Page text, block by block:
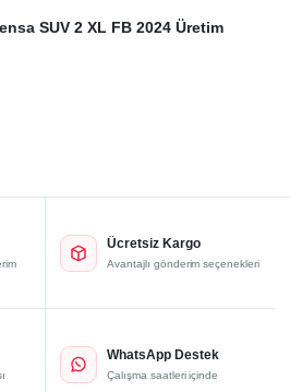
SUV 2 XL FB 2024 Üretim
Ücretsiz Kargo
Avantajlı gönderim seçenekleri
WhatsApp Destek
Çalışma saatleri içinde